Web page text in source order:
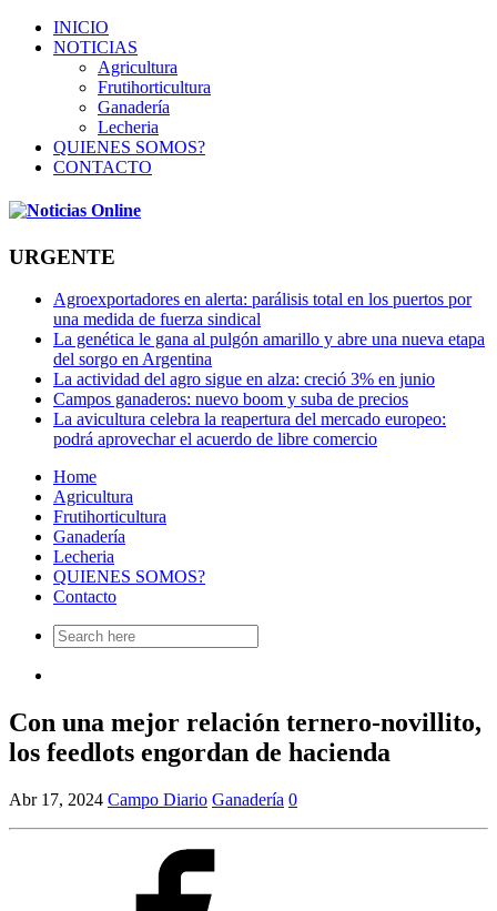
INICIO
NOTICIAS
Agricultura
Frutihorticultura
Ganadería
Lecheria
QUIENES SOMOS?
CONTACTO
URGENTE
Agroexportadores en alerta: parálisis total en los puertos por
una medida de fuerza sindical
La genética le gana al pulgón amarillo y abre una nueva etapa
del sorgo en Argentina
La actividad del agro sigue en alza: creció 3% en junio
Campos ganaderos: nuevo boom y suba de precios
La avicultura celebra la reapertura del mercado europeo:
podrá aprovechar el acuerdo de libre comercio
Home
Agricultura
Frutihorticultura
Ganadería
Lecheria
QUIENES SOMOS?
Contacto
Search
for:
Con una mejor relación ternero-novillito,
los feedlots engordan de hacienda
Abr 17, 2024 Campo Diario Ganadería 0